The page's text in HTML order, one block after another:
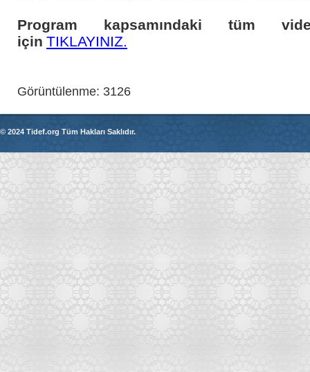
Program kapsamındaki tüm
için TIKLAYINIZ.
Görüntülenme: 3126
© 2024 Tidef.org Tüm Hakları Saklıdır.